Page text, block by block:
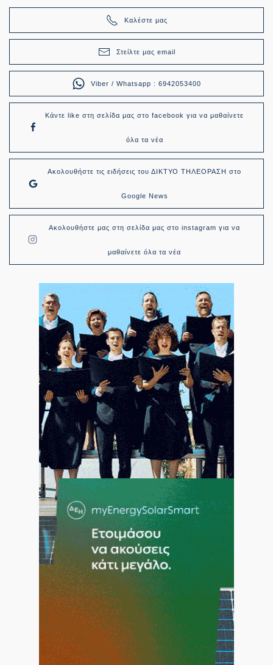
Καλέστε μας
Στείλτε μας email
Viber / Whatsapp : 6942053400
Κάντε like στη σελίδα μας στο facebook για να μαθαίνετε
όλα τα νέα
Ακολουθήστε τις ειδήσεις του ΔΙΚΤΥΟ ΤΗΛΕΟΡΑΣΗ στο
Google News
Ακολουθήστε μας στη σελίδα μας στο instagram για να
μαθαίνετε όλα τα νέα